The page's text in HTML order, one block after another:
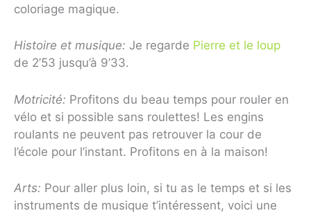
coloriage magique.
Histoire et musique: Je regarde Pierre et le loup
de 2’53 jusqu’à 9’33.
Motricité: Profitons du beau temps pour rouler en
vélo et si possible sans roulettes! Les engins
roulants ne peuvent pas retrouver la cour de
l’école pour l’instant. Profitons en à la maison!
Arts: Pour aller plus loin, si tu as le temps et si les
instruments de musique t’intéressent, voici une